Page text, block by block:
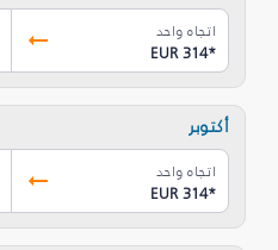
اتجاه واحد
EUR 314*
أكتوبر
اتجاه واحد
EUR 314*